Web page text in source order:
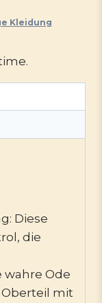
Kleidung
Diese
die
Ode
Oberteil mit